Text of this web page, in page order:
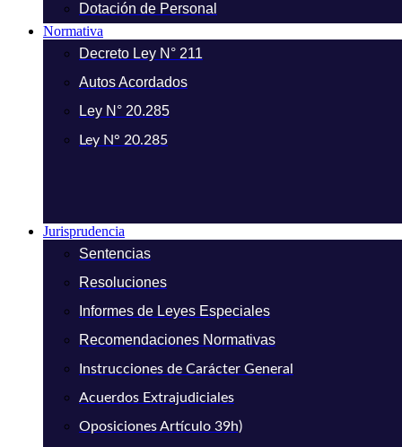
Dotación de Personal
Normativa
Decreto Ley N° 211
Autos Acordados
Ley N° 20.285
Ley N° 20.285
Jurisprudencia
Sentencias
Resoluciones
Informes de Leyes Especiales
Recomendaciones Normativas
Instrucciones de Carácter General
Acuerdos Extrajudiciales
Oposiciones Artículo 39h)